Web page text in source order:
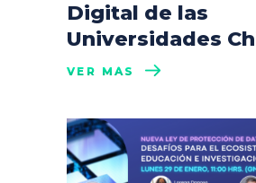
Digital de las
Universidades
VER MÁS